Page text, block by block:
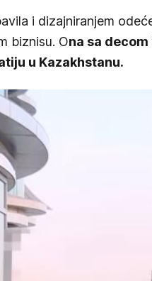
i dizajniranjem
biznisu. Ona sa
u Kazakhstanu.